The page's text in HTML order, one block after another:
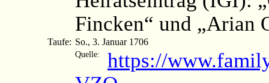
Fincken“ und „Arian
Taufe: So., 3. Januar 1706
Quelle:
https://